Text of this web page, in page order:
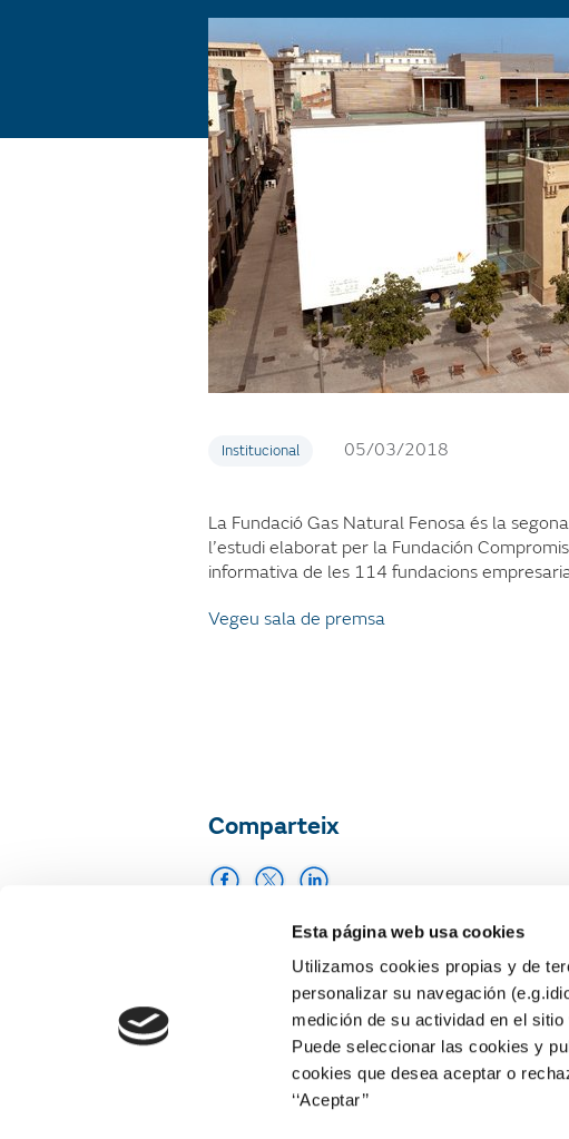
Esta página web usa cookies
Utilizamos cookies propias y de
personalizar su navegación
medición de su actividad en el
Puede seleccionar las cookies y
cookies que desea aceptar o
‘‘Aceptar’’
Institucional 05/03/2018
La Fundació Gas Natural Fenosa és la
l’estudi elaborat per la Fundación
informativa de les 114 fundacions
Vegeu sala de premsa
Comparteix